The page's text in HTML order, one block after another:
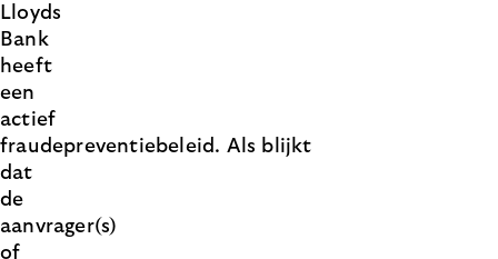
Lloyds
Bank
heeft
een
actief
fraudepreventiebeleid. Als blijkt
dat
de
aanvrager(s)
of